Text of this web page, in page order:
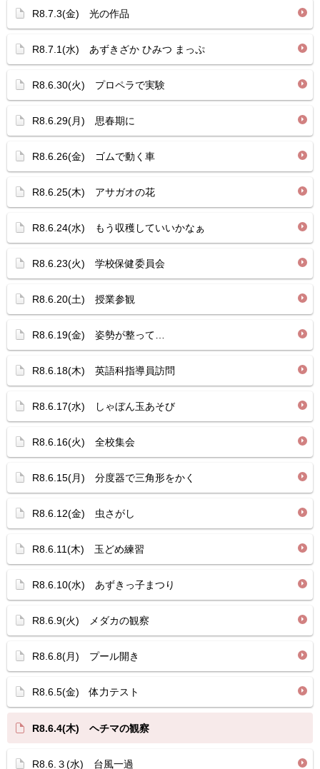
R8.7.3(金) 光の作品
R8.7.1(水) あずきざか ひみつ まっぷ
R8.6.30(火) プロペラで実験
R8.6.29(月) 思春期に
R8.6.26(金) ゴムで動く車
R8.6.25(木) アサガオの花
R8.6.24(水) もう収穫していいかなぁ
R8.6.23(火) 学校保健委員会
R8.6.20(土) 授業参観
R8.6.19(金) 姿勢が整って…
R8.6.18(木) 英語科指導員訪問
R8.6.17(水) しゃぼん玉あそび
R8.6.16(火) 全校集会
R8.6.15(月) 分度器で三角形をかく
R8.6.12(金) 虫さがし
R8.6.11(木) 玉どめ練習
R8.6.10(水) あずきっ子まつり
R8.6.9(火) メダカの観察
R8.6.8(月) プール開き
R8.6.5(金) 体力テスト
R8.6.4(木) ヘチマの観察
R8.6.３(水) 台風一過